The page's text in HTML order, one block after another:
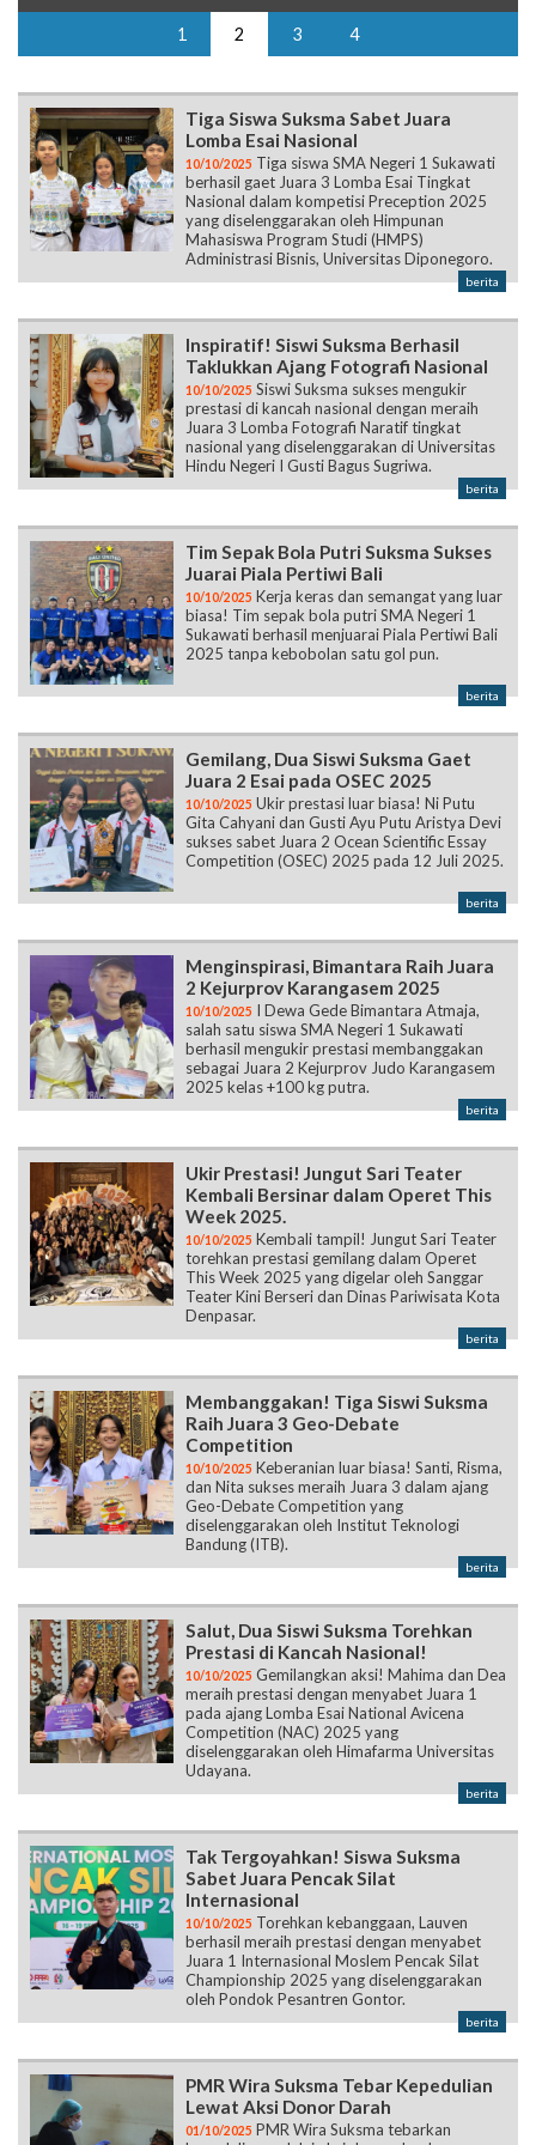
1 2 3 4
Tiga Siswa Suksma Sabet Juara
Lomba Esai Nasional
10/10/2025 Tiga siswa SMA Negeri 1 Sukawati
berhasil gaet Juara 3 Lomba Esai Tingkat
Nasional dalam kompetisi Preception 2025
yang diselenggarakan oleh Himpunan
Mahasiswa Program Studi (HMPS)
Administrasi Bisnis, Universitas Diponegoro.
berita
Inspiratif! Siswi Suksma Berhasil
Taklukkan Ajang Fotografi Nasional
10/10/2025 Siswi Suksma sukses mengukir
prestasi di kancah nasional dengan meraih
Juara 3 Lomba Fotografi Naratif tingkat
nasional yang diselenggarakan di Universitas
Hindu Negeri I Gusti Bagus Sugriwa.
berita
Tim Sepak Bola Putri Suksma Sukses
Juarai Piala Pertiwi Bali
10/10/2025 Kerja keras dan semangat yang luar
biasa! Tim sepak bola putri SMA Negeri 1
Sukawati berhasil menjuarai Piala Pertiwi Bali
2025 tanpa kebobolan satu gol pun.
berita
Gemilang, Dua Siswi Suksma Gaet
Juara 2 Esai pada OSEC 2025
10/10/2025 Ukir prestasi luar biasa! Ni Putu
Gita Cahyani dan Gusti Ayu Putu Aristya Devi
sukses sabet Juara 2 Ocean Scientific Essay
Competition (OSEC) 2025 pada 12 Juli 2025.
berita
Menginspirasi, Bimantara Raih Juara
2 Kejurprov Karangasem 2025
10/10/2025 I Dewa Gede Bimantara Atmaja,
salah satu siswa SMA Negeri 1 Sukawati
berhasil mengukir prestasi membanggakan
sebagai Juara 2 Kejurprov Judo Karangasem
2025 kelas +100 kg putra.
berita
Ukir Prestasi! Jungut Sari Teater
Kembali Bersinar dalam Operet This
Week 2025.
10/10/2025 Kembali tampil! Jungut Sari Teater
torehkan prestasi gemilang dalam Operet
This Week 2025 yang digelar oleh Sanggar
Teater Kini Berseri dan Dinas Pariwisata Kota
Denpasar.
berita
Membanggakan! Tiga Siswi Suksma
Raih Juara 3 Geo-Debate
Competition
10/10/2025 Keberanian luar biasa! Santi, Risma,
dan Nita sukses meraih Juara 3 dalam ajang
Geo-Debate Competition yang
diselenggarakan oleh Institut Teknologi
Bandung (ITB).
berita
Salut, Dua Siswi Suksma Torehkan
Prestasi di Kancah Nasional!
10/10/2025 Gemilangkan aksi! Mahima dan Dea
meraih prestasi dengan menyabet Juara 1
pada ajang Lomba Esai National Avicena
Competition (NAC) 2025 yang
diselenggarakan oleh Himafarma Universitas
Udayana.
berita
Tak Tergoyahkan! Siswa Suksma
Sabet Juara Pencak Silat
Internasional
10/10/2025 Torehkan kebanggaan, Lauven
berhasil meraih prestasi dengan menyabet
Juara 1 Internasional Moslem Pencak Silat
Championship 2025 yang diselenggarakan
oleh Pondok Pesantren Gontor.
berita
PMR Wira Suksma Tebar Kepedulian
Lewat Aksi Donor Darah
01/10/2025 PMR Wira Suksma tebarkan